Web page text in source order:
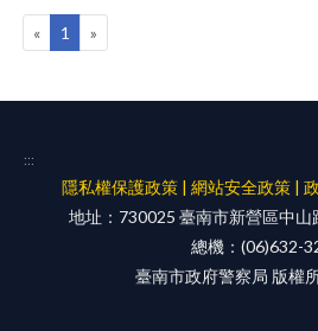
« 1 »
:::
隱私權保護政策 | 網站安全政策 |
地址：730025 臺南市新營區中山
總機：(06)632-
臺南市政府警察局 版權